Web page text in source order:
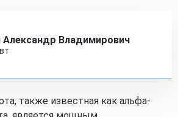
Александр Владимирович
также известная как альфа-